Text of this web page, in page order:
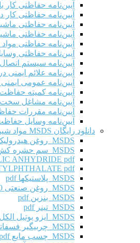
آیین‌نامه حفاظتی کار
آیین‌نامه حفاظتی کار
آیین‌نامه حفاظتی
آیین‌نامه حفاظتی
آیین‌نامه حفاظتی
آیین‌نامه حفاظتی
آیین‌نامه سیستم
آیین‌نامه علائم ایمنی
آیین‌نامه عمومی
آیین‌نامه کمیته
آیین‌نامه مشاغل سخت
آیین‌نامه مقررات
آیین‌نامه وسایل
دانلود رایگان MSDS مواد شیمیایی
MSDS روغن هیدرولیک pdf
MSDS سم حشره کش آیکون pdf
ANHYDRIDE pdf
pdf
MSDS پلاستیکها pdf
MSDS روغن صنعتی 230 pdf
MSDS بنزین pdf
MSDS تینر pdf
MSDS ایزو بوتیل الکل pdf
MSDS چربیگیر فسفاته pdf
MSDS چسب مایع pdf